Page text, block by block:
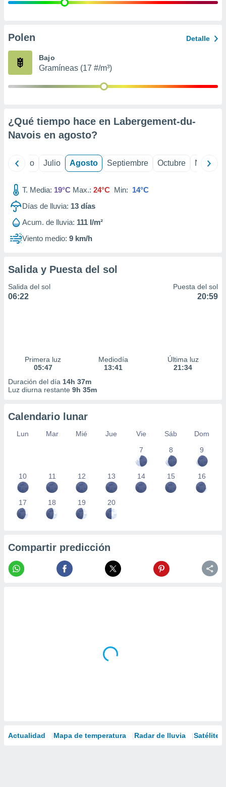
e
publicidad
Polen Detalle
Bajo
Gramíneas (17 #/m³)
¿Qué tiempo hace en Labergement-du-
Navois en agosto?
Junio Julio Agosto Septiembre Octubre
T. Media: 19°C Max.: 24°C Min: 14°C
Días de lluvia: 13 días
Acum. de lluvia: 111 l/m²
Viento medio: 9 km/h
Salida y Puesta del sol
Salida del sol
06:22
Puesta del sol
20:59
Primera luz
05:47
Mediodía
13:41
Última luz
21:34
Duración del día 14h 37m
Luz diurna restante 9h 35m
Calendario lunar
Lun Mar Mié Jue Vie Sáb
Dom
7
8 9
10 11 12 13 14 15 16
17 18 19 20
Compartir predicción
Actualidad Mapa de temperatura Radar de lluvia Satélites